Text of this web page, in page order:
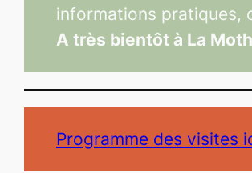
informations pratiques,
A très bientôt à La
Programme des visites